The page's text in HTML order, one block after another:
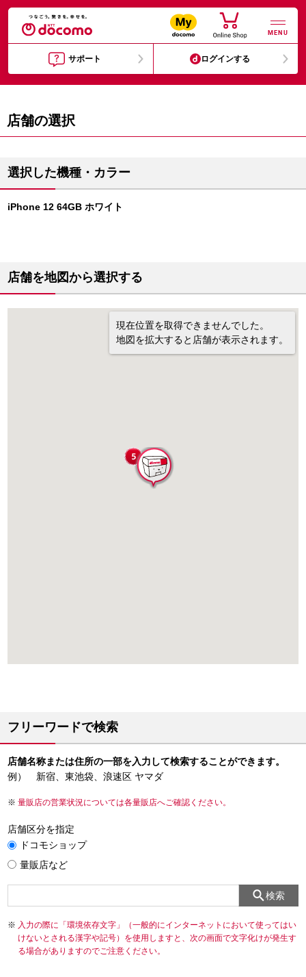
MENU
サポート ログインする
店舗の選択
選択した機種・カラー
iPhone 12 64GB ホワイト
店舗を地図から選択する
現在位置を取得できませんでした。
地図を拡大すると店舗が表示されます。
フリーワードで検索
店舗名称または住所の一部を入力して検索することができます。
例） 新宿、東池袋、浪速区 ヤマダ
量販店の営業状況については各量販店へご確認ください。
店舗区分を指定
ドコモショップ
量販店など
検索
入力の際に「環境依存文字」（一般的にインターネットにおいて使ってはい
けないとされる漢字や記号）を使用しますと、次の画面で文字化けが発生す
る場合がありますのでご注意ください。